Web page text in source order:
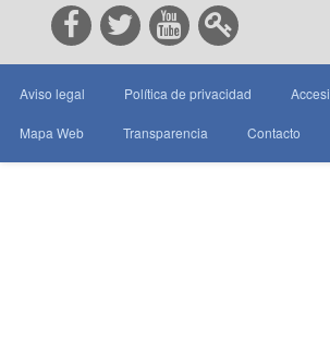
Aviso legal Política de privacidad
Mapa Web Transparencia Contacto